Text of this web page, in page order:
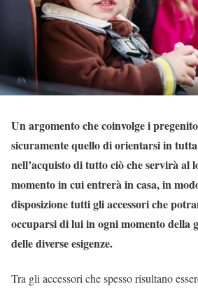
Un argomento che coinvolge i
sicuramente quello di orientarsi in
nell’acquisto di tutto ciò che servirà al
momento in cui entrerà in casa, in
disposizione tutti gli accessori che
occuparsi di lui in ogni momento della
delle diverse esigenze.
Tra gli accessori che spesso risultano